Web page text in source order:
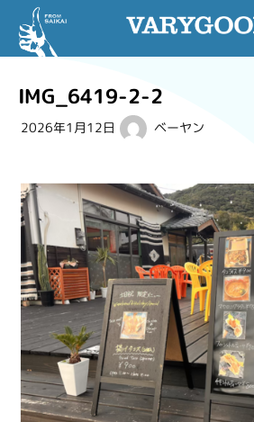
content
IMG_6419-2-2
2026年1月12日 ベーヤン